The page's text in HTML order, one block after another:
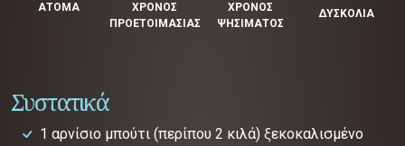
ΑΤΟΜΑ
ΧΡΟΝΟΣ
ΠΡΟΕΤΟΙΜΑΣΙΑΣ
ΧΡΟΝΟΣ
ΨΗΣΙΜΑΤΟΣ
ΔΥΣΚΟΛΙΑ
Συστατικά
1 αρνίσιο μπούτι (περίπου 2 κιλά) ξεκοκαλισμένο